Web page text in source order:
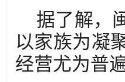
据了解，
以家族为凝
经营尤为普